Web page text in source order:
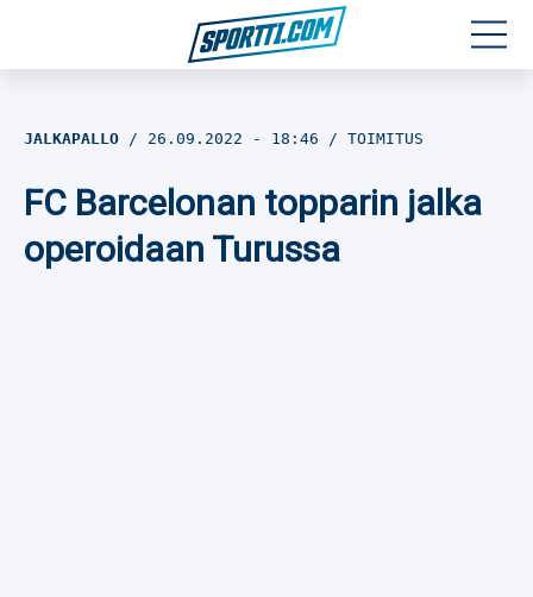
Jalkapallo
JALKAPALLO 26.09.2022 - 18:46 TOIMITUS
FC Barcelonan topparin jalka
operoidaan Turussa